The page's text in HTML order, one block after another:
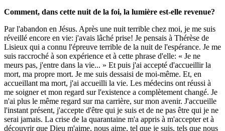
Comment, dans cette nuit de la foi, la lumière est-elle revenue?
Par l'abandon en Jésus. Après une nuit terrible chez moi, je me suis
réveillé encore en vie: j'avais lâché prise! Je pensais à Thérèse de
Lisieux qui a connu l'épreuve terrible de la nuit de l'espérance. Je me
suis raccroché à son expérience et à cette phrase d'elle: « Je ne
meurs pas, j'entre dans la vie... » Et puis j'ai accepté d'accueillir la
mort, ma propre mort. Je me suis dessaisi de moi-même. Et, en
accueillant ma mort, j'ai accueilli la vie. Les médecins ont réussi à
me soigner et mon regard sur l'existence a complètement changé. Je
n'ai plus le même regard sur ma carrière, sur mon avenir. J'accueille
l'instant présent, j'accepte d'être qui je suis et de ne pas être qui je ne
serai jamais. La crise de la quarantaine m'a appris à m'accepter et à
découvrir que Dieu m'aime, nous aime, tel que je suis, tels que nous